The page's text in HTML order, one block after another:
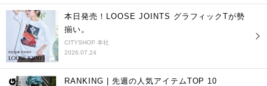
本日発売！LOOSE JOINTS グラフィックTが勢
揃い。
CITYSHOP 本社
2026.07.24
RANKING | 先週の人気アイテムTOP 10